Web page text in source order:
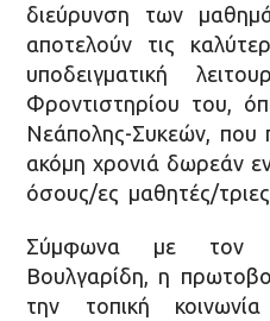
διεύρυνση των
αποτελούν τις
υποδειγματική
Φροντιστηρίου του,
Νεάπολης-Συκεών, που
ακόμη χρονιά δωρεάν
όσους/ες μαθητές/
Σύμφωνα με τον
Βουλγαρίδη, η
την τοπική